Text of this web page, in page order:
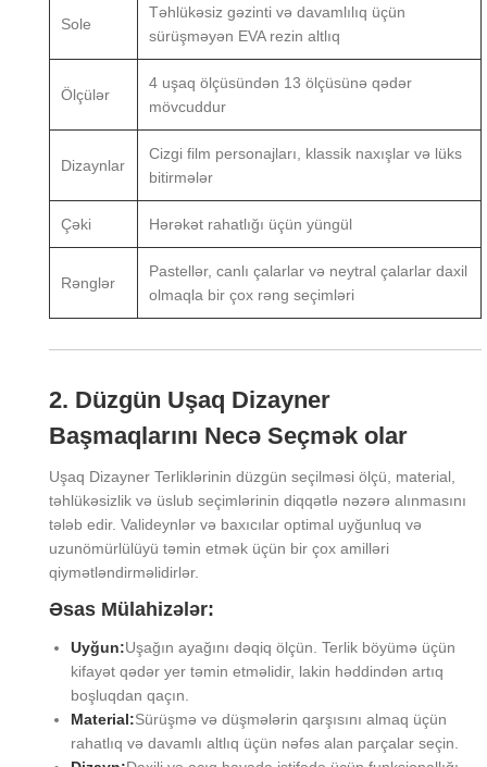
Sole
Təhlükəsiz gəzinti və davamlılıq üçün
sürüşməyən EVA rezin altlıq
Ölçülər
4 uşaq ölçüsündən 13 ölçüsünə qədər
mövcuddur
Dizaynlar
Cizgi film personajları, klassik naxışlar və lüks
bitirmələr
Çəki Hərəkət rahatlığı üçün yüngül
Rənglər
Pastellər, canlı çalarlar və neytral çalarlar daxil
olmaqla bir çox rəng seçimləri
2. Düzgün Uşaq Dizayner
Başmaqlarını Necə Seçmək olar
Uşaq Dizayner Terliklərinin düzgün seçilməsi ölçü, material,
təhlükəsizlik və üslub seçimlərinin diqqətlə nəzərə alınmasını
tələb edir. Valideynlər və baxıcılar optimal uyğunluq və
uzunömürlülüyü təmin etmək üçün bir çox amilləri
qiymətləndirməlidirlər.
Əsas Mülahizələr:
Uyğun:Uşağın ayağını dəqiq ölçün. Terlik böyümə üçün
kifayət qədər yer təmin etməlidir, lakin həddindən artıq
boşluqdan qaçın.
Material:Sürüşmə və düşmələrin qarşısını almaq üçün
rahatlıq və davamlı altlıq üçün nəfəs alan parçalar seçin.